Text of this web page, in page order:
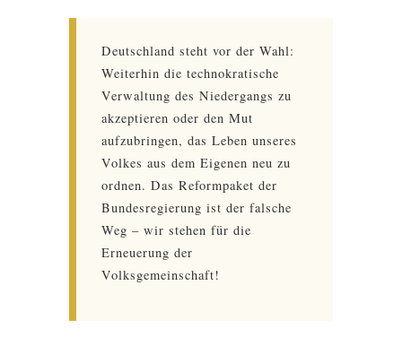
Deutschland steht vor der Wahl:
Weiterhin die technokratische
Verwaltung des Niedergangs zu
akzeptieren oder den Mut
aufzubringen, das Leben unseres
Volkes aus dem Eigenen neu zu
ordnen. Das Reformpaket der
Bundesregierung ist der falsche
Weg – wir stehen für die
Erneuerung der
Volksgemeinschaft!